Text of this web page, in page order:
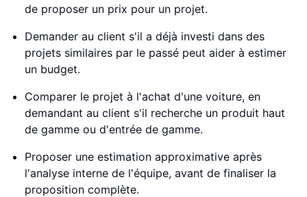
de proposer un prix pour un projet.
Demander au client s'il a déjà investi dans des
projets similaires par le passé peut aider à estimer
un budget.
Comparer le projet à l'achat d'une voiture, en
demandant au client s'il recherche un produit haut
de gamme ou d'entrée de gamme.
Proposer une estimation approximative après
l'analyse interne de l'équipe, avant de finaliser la
proposition complète.